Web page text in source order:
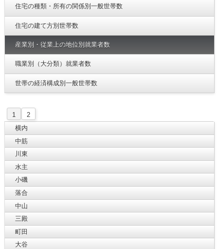
住宅の種類・所有の関係別一般世帯数
住宅の建て方別世帯数
産業別・従業上の地位別就業者数
職業別（大分類）就業者数
世帯の経済構成別一般世帯数
1
2
横内
中筋
川東
水主
小磯
落合
中山
三殿
町田
大谷